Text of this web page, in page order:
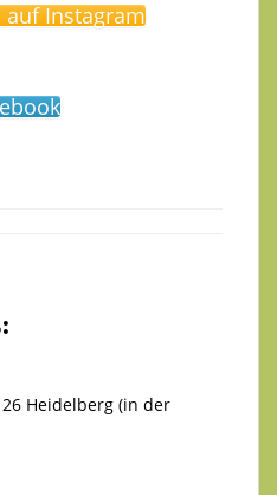
auf Instagram
Heidelberg (in der